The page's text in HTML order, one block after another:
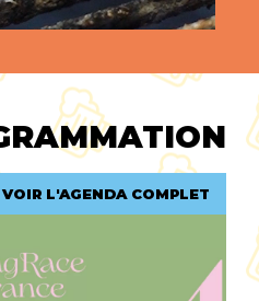
VOIR L'AGENDA COMPLET